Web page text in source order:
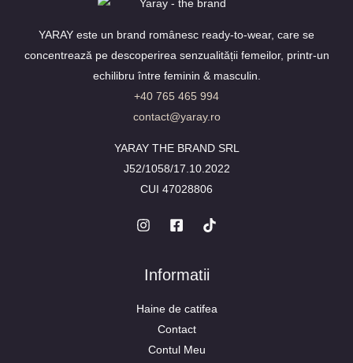
YARAY este un brand românesc ready-to-wear, care se
concentrează pe descoperirea senzualității femeilor, printr-un
echilibru între feminin & masculin.
+40 765 465 994
contact@yaray.ro
YARAY THE BRAND SRL
J52/1058/17.10.2022
CUI 47028806
Informatii
Haine de catifea
Contact
Contul Meu